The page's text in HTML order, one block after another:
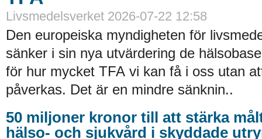
Livsmedelsverket 2026-07-22 12:58
Den europeiska myndigheten för
sänker i sin nya utvärdering de
för hur mycket TFA vi kan få i oss utan
påverkas. Det är en mindre sänknin..
50 miljoner kronor till att stärka
hälso- och sjukvård i skyddade